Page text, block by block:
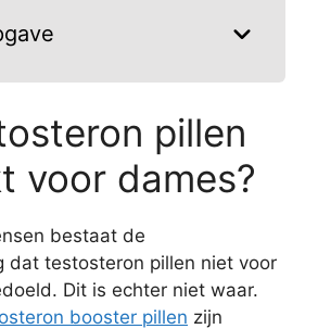
pillen
voor dames?
bestaat de
dat testosteron pillen niet voor
Dit is echter niet waar.
booster pillen zijn